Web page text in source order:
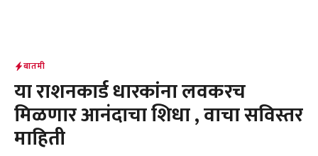
बातमी
या राशनकार्ड धारकांना लवकरच
मिळणार आनंदाचा शिधा , वाचा सविस्तर
माहिती